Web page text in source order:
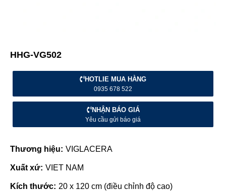
HHG-VG502
HOTLIE MUA HÀNG
0935 678 522
NHẬN BÁO GIÁ
Yêu cầu gửi báo giá
Thương hiệu: VIGLACERA
Xuất xứ: VIET NAM
Kích thước: 20 x 120 cm (điều chỉnh độ cao)